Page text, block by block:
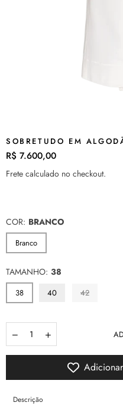
SOBRETUDO EM
Preço
normal
R$ 7.600,00
Frete calculado no checkout.
COR: BRANCO
Branco
TAMANHO: 38
38 40 42
Descrição